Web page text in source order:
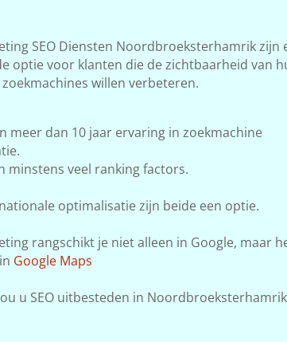
SEO Diensten Noordbroeksterhamrik zijn
optie voor klanten die de zichtbaarheid van
willen verbeteren.
meer dan 10 jaar ervaring in zoekmachine
minstens veel ranking factors.
optimalisatie zijn beide een optie.
rangschikt je niet alleen in Google, maar
Google Maps
u SEO uitbesteden in